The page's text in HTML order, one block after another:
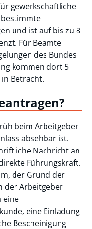
gewerkschaftliche
und ist auf bis zu 8
Für Beamte
des Bundes
kommen dort 5
Betracht.
beim Arbeitgeber
absehbar ist.
Nachricht an
Führungskraft.
der Grund der
der Arbeitgeber
eine
eine Einladung
Bescheinigung